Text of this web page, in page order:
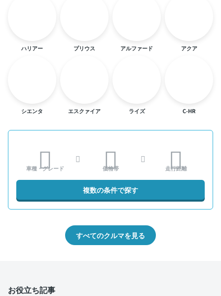
ハリアー プリウス アルファード アクア
シエンタ エスクァイア ライズ C-HR
車種・グレード 価格帯 走行距離
複数の条件で探す
すべてのクルマを見る
お役立ち記事